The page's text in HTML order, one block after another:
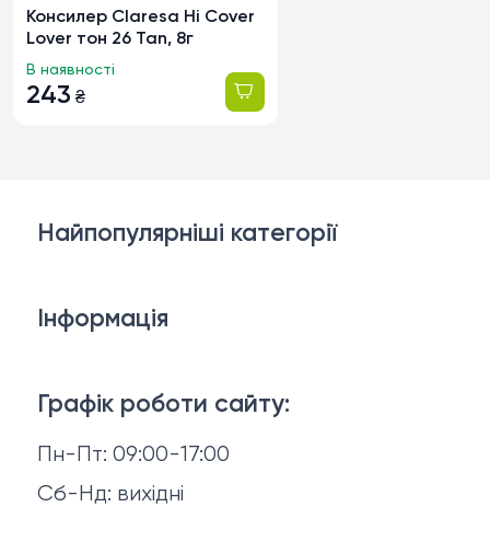
Консилер Claresa Hi Cover
Lover тон 26 Tan, 8г
243 ₴
В наявності
Графік роботи сайту:
Пн-Пт: 09:00-17:00
Сб-Нд: вихідні
Найпопулярніші категорії
Макіяж
Волосся
Чоловіча косметика
Інформація
Відгуки